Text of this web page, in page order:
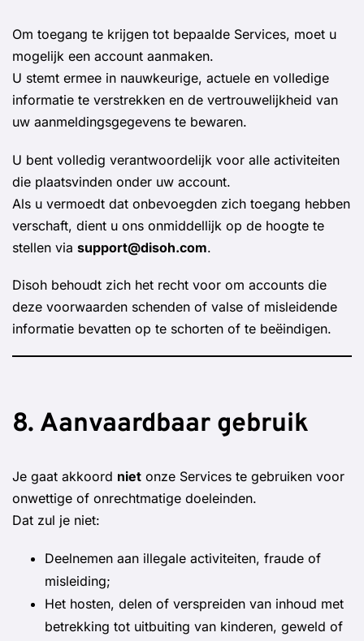
Om toegang te krijgen tot bepaalde Services, moet u
mogelijk een account aanmaken.
U stemt ermee in nauwkeurige, actuele en volledige
informatie te verstrekken en de vertrouwelijkheid van
uw aanmeldingsgegevens te bewaren.
U bent volledig verantwoordelijk voor alle activiteiten
die plaatsvinden onder uw account.
Als u vermoedt dat onbevoegden zich toegang hebben
verschaft, dient u ons onmiddellijk op de hoogte te
stellen via support@disoh.com.
Disoh behoudt zich het recht voor om accounts die
deze voorwaarden schenden of valse of misleidende
informatie bevatten op te schorten of te beëindigen.
8. Aanvaardbaar gebruik
Je gaat akkoord niet onze Services te gebruiken voor
onwettige of onrechtmatige doeleinden.
Dat zul je niet:
Deelnemen aan illegale activiteiten, fraude of
misleiding;
Het hosten, delen of verspreiden van inhoud met
betrekking tot uitbuiting van kinderen, geweld of